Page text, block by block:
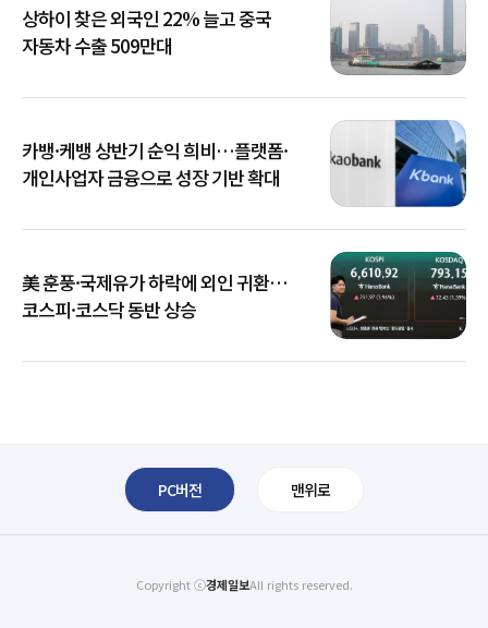
상하이 찾은 외국인 22% 늘고 중국
자동차 수출 509만대
카뱅·케뱅 상반기 순익 희비…플랫폼·
개인사업자 금융으로 성장 기반 확대
美 훈풍·국제유가 하락에 외인 귀환…
코스피·코스닥 동반 상승
PC버전 맨위로
Copyright ⓒ경제일보All rights reserved.